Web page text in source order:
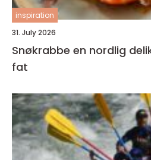
inspiration
31. July 2026
Snøkrabbe en nordlig delikatesse på norske
fat